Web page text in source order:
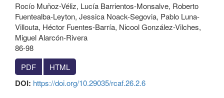
Rocío Muñoz-Véliz, Lucía Barrientos-Monsalve, Roberto
Fuentealba-Leyton, Jessica Noack-Segovia, Pablo Luna-
Villouta, Héctor Fuentes-Barría, Nicool González-Vilches,
Miguel Alarcón-Rivera
86-98
PDF
HTML
DOI: https://doi.org/10.29035/rcaf.26.2.6